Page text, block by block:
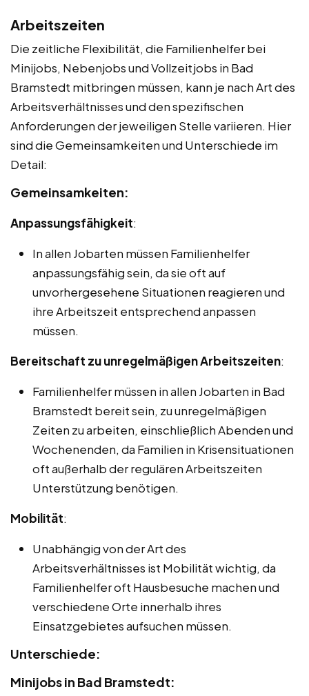
Arbeitszeiten
Die zeitliche Flexibilität, die Familienhelfer bei
Minijobs, Nebenjobs und Vollzeitjobs in Bad
Bramstedt mitbringen müssen, kann je nach Art des
Arbeitsverhältnisses und den spezifischen
Anforderungen der jeweiligen Stelle variieren. Hier
sind die Gemeinsamkeiten und Unterschiede im
Detail:
Gemeinsamkeiten:
Anpassungsfähigkeit:
In allen Jobarten müssen Familienhelfer
anpassungsfähig sein, da sie oft auf
unvorhergesehene Situationen reagieren und
ihre Arbeitszeit entsprechend anpassen
müssen.
Bereitschaft zu unregelmäßigen Arbeitszeiten:
Familienhelfer müssen in allen Jobarten in Bad
Bramstedt bereit sein, zu unregelmäßigen
Zeiten zu arbeiten, einschließlich Abenden und
Wochenenden, da Familien in Krisensituationen
oft außerhalb der regulären Arbeitszeiten
Unterstützung benötigen.
Mobilität:
Unabhängig von der Art des
Arbeitsverhältnisses ist Mobilität wichtig, da
Familienhelfer oft Hausbesuche machen und
verschiedene Orte innerhalb ihres
Einsatzgebietes aufsuchen müssen.
Unterschiede:
Minijobs in Bad Bramstedt: